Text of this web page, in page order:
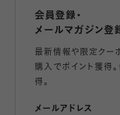
会員登録・
メールマガジン登
最新情報や限定クー
購入でポイント獲得
得。
メールアドレス